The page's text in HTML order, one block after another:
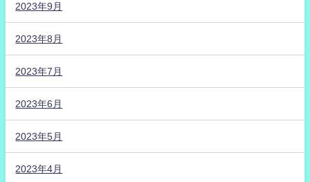
2023年9月
2023年8月
2023年7月
2023年6月
2023年5月
2023年4月